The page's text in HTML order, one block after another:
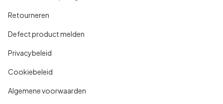
Retourneren
Defect product melden
Privacybeleid
Cookiebeleid
Algemene voorwaarden